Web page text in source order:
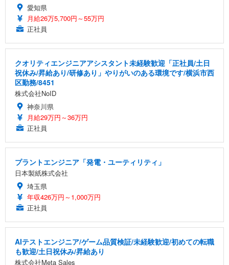
愛知県
月給26万5,700円～55万円
正社員
クオリティエンジニアアシスタント未経験歓迎「正社員/土日
祝休み/昇給あり/研修あり」やりがいのある環境です/横浜市西
区勤務/8451
株式会社NoID
神奈川県
月給29万円～36万円
正社員
プラントエンジニア「発電・ユーティリティ」
日本製紙株式会社
埼玉県
年収426万円～1,000万円
正社員
AIテストエンジニア/ゲーム品質検証/未経験歓迎/初めての転職
も歓迎/土日祝休み/昇給あり
株式会社Meta Sales